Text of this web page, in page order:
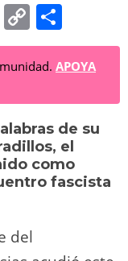
X
C
o
p
y
Li
n
k
o
m
p
ar
tir
APOYA
de su
el
como
fascista
del